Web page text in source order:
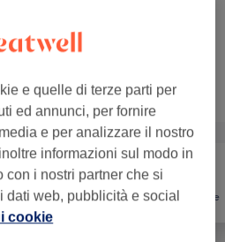
Capelli Depilazione
e quelle di terze parti per
ed annunci, per fornire
e per analizzare il nostro
informazioni sul modo in
con i nostri partner che si
dati web, pubblicità e social
cookie